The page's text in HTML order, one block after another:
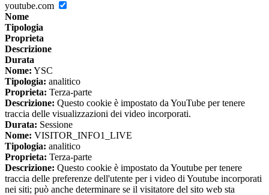
youtube.com
Nome
Tipologia
Proprieta
Descrizione
Durata
Nome: YSC
Tipologia: analitico
Proprieta: Terza-parte
Descrizione: Questo cookie è impostato da YouTube per tenere
traccia delle visualizzazioni dei video incorporati.
Durata: Sessione
Nome: VISITOR_INFO1_LIVE
Tipologia: analitico
Proprieta: Terza-parte
Descrizione: Questo cookie è impostato da Youtube per tenere
traccia delle preferenze dell'utente per i video di Youtube incorporati
nei siti; può anche determinare se il visitatore del sito web sta